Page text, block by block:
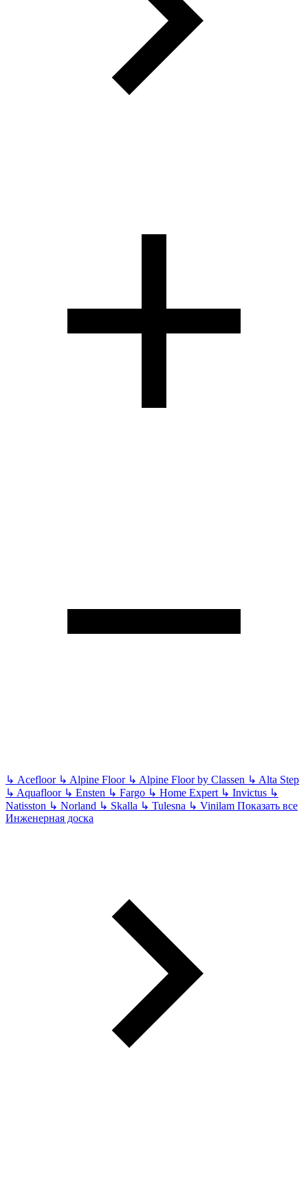
↳ Acefloor ↳ Alpine Floor ↳ Alpine Floor by Classen ↳ Alta Step
↳ Aquafloor ↳ Ensten ↳ Fargo ↳ Home Expert ↳ Invictus ↳
Natisston ↳ Norland ↳ Skalla ↳ Tulesna ↳ Vinilam Показать все
Инженерная доска